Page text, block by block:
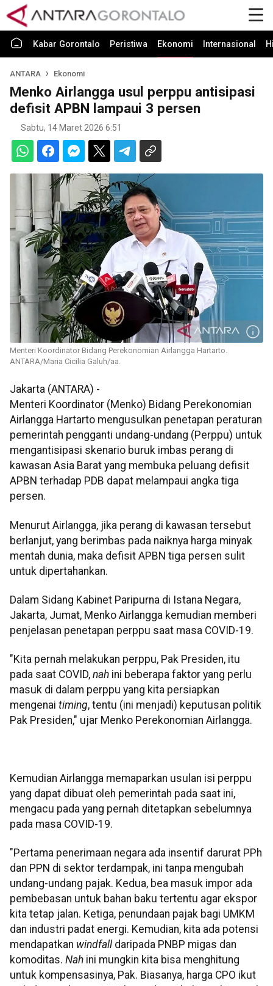
Kabar Gorontalo Peristiwa Ekonomi Internasional
ANTARA Ekonomi
Menko Airlangga usul perppu antisipasi
defisit APBN lampaui 3 persen
Sabtu, 14 Maret 2026 6:51
Menteri Koordinator Bidang Perekonomian Airlangga Hartarto.
ANTARA/Maria Cicilia Galuh/aa.
Jakarta (ANTARA) -
Menteri Koordinator (Menko) Bidang Perekonomian
Airlangga Hartarto mengusulkan penetapan peraturan
pemerintah pengganti undang-undang (Perppu) untuk
mengantisipasi skenario buruk imbas perang di
kawasan Asia Barat yang membuka peluang defisit
APBN terhadap PDB dapat melampaui angka tiga
persen.
Menurut Airlangga, jika perang di kawasan tersebut
berlanjut, yang berimbas pada naiknya harga minyak
mentah dunia, maka defisit APBN tiga persen sulit
untuk dipertahankan.
Dalam Sidang Kabinet Paripurna di Istana Negara,
Jakarta, Jumat, Menko Airlangga kemudian memberi
penjelasan penetapan perppu saat masa COVID-19.
"Kita pernah melakukan perppu, Pak Presiden, itu
pada saat COVID, nah ini beberapa faktor yang perlu
masuk di dalam perppu yang kita persiapkan
mengenai timing, tentu (ini menjadi) keputusan politik
Pak Presiden," ujar Menko Perekonomian Airlangga.
Kemudian Airlangga memaparkan usulan isi perppu
yang dapat dibuat oleh pemerintah pada saat ini,
mengacu pada yang pernah ditetapkan sebelumnya
pada masa COVID-19.
"Pertama penerimaan negara ada insentif darurat PPh
dan PPN di sektor terdampak, ini tanpa mengubah
undang-undang pajak. Kedua, bea masuk impor ada
pembebasan untuk bahan baku tertentu agar ekspor
kita tetap jalan. Ketiga, penundaan pajak bagi UMKM
dan industri padat energi. Kemudian, kita ada potensi
mendapatkan windfall daripada PNBP migas dan
komoditas. Nah ini mungkin kita bisa menghitung
untuk kompensasinya, Pak. Biasanya, harga CPO ikut